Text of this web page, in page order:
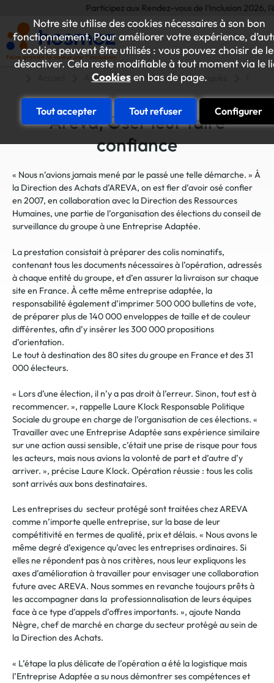
Notre site utilise des cookies nécessaires à son bon
fonctionnement. Pour améliorer votre expérience,
cookies peuvent être utilisés : vous pouvez choisir de
désactiver. Cela reste modifiable à tout moment via le
Cookiesen bas de page.
Tout accepter Tout refuser Configurer
Participez aux Rendez-vous de l'Inclusion 2026,
A la une Articles et communiqués
Areva, Oser leur faire
confiance
« Nous n’avions jamais mené par le passé une telle démarche. » À
la Direction des Achats d’AREVA, on est fier d’avoir osé confier
en 2007, en collaboration avec la Direction des Ressources
Humaines, une partie de l’organisation des élections du conseil de
surveillance du groupe à une Entreprise Adaptée.
La prestation consistait à préparer des colis nominatifs,
contenant tous les documents nécessaires à l’opération, adressés
à chaque entité du groupe, et d’en assurer la livraison sur chaque
site en France. À cette même entreprise adaptée, la
responsabilité également d’imprimer 500 000 bulletins de vote,
de préparer plus de 140 000 enveloppes de taille et de couleur
différentes, afin d’y insérer les 300 000 propositions
d’orientation.
Le tout à destination des 80 sites du groupe en France et des 31
000 électeurs.
« Lors d’une élection, il n’y a pas droit à l’erreur. Sinon, tout est à
recommencer. », rappelle Laure Klock Responsable Politique
Sociale du groupe en charge de l’organisation de ces élections. «
Travailler avec une Entreprise Adaptée sans expérience similaire
sur une action aussi sensible, c’était une prise de risque pour tous
les acteurs, mais nous avions la volonté de part et d’autre d’y
arriver. », précise Laure Klock. Opération réussie : tous les colis
sont arrivés aux bons destinataires.
Les entreprises du secteur protégé sont traitées chez AREVA
comme n’importe quelle entreprise, sur la base de leur
compétitivité en termes de qualité, prix et délais. « Nous avons le
même degré d’exigence qu’avec les entreprises ordinaires. Si
elles ne répondent pas à nos critères, nous leur expliquons les
axes d’amélioration à travailler pour envisager une collaboration
future avec AREVA. Nous sommes en revanche toujours prêts à
les accompagner dans la professionnalisation de leurs équipes
face à ce type d’appels d’offres importants. », ajoute Nanda
Nègre, chef de marché en charge du secteur protégé au sein de
la Direction des Achats.
« L’étape la plus délicate de l’opération a été la logistique mais
l’Entreprise Adaptée a su nous démontrer ses compétences et